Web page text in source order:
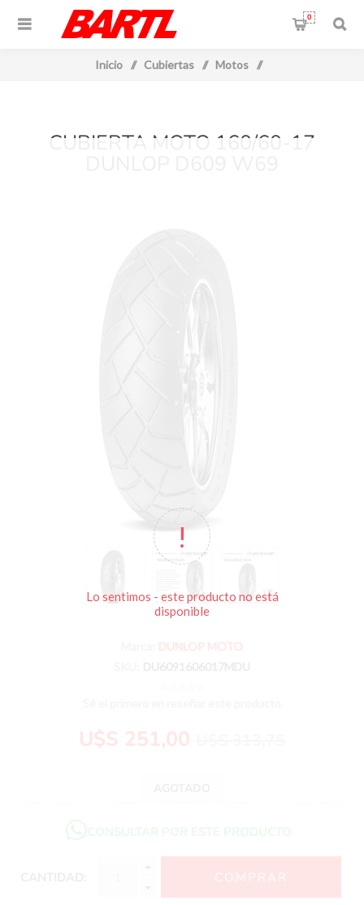
0
Inicio / Cubiertas / Motos /
CUBIERTA MOTO 160/60-17
Lo sentimos - este producto no está
disponible
DUNLOP MOTO
U$S 251,00